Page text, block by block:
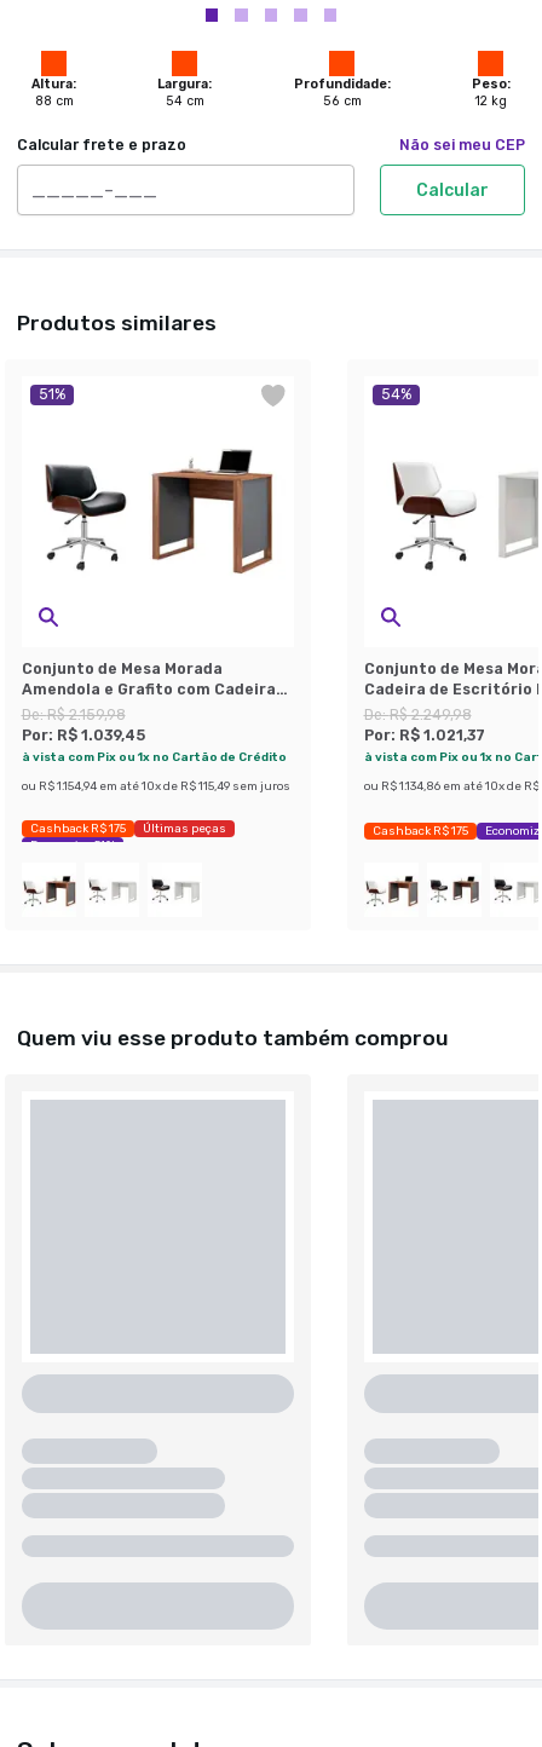
Altura:
88 cm
Largura:
54cm
Profundidade:
56 cm
Peso:
12 kg
Calcular frete e prazo Não sei meu CEP
Calcular
Produtos similares
51%
Conjunto de Mesa Morada
Amendola e Grafito com Cadeira
de Escritório Diretor Giratória
Lauren Preta
De:R$ 2.159,98
Por: R$ 1.039,45
à vista com Pix ou 1x no Cartão de Crédito
ou R$ 1.154,94 em até 10x de R$ 115,49 sem juros
Cashback R$ 175
Últimas peças
Economize 51%
54%
Conjunto de Mesa
Cadeira de Escritório
Giratória Lauren
De:R$ 2.249,98
Por: R$ 1.021,37
à vista com Pix ou 1x no
ou R$ 1.134,86 em até 10x de R$
Cashback R$ 175
Quem viu esse produto também comprou